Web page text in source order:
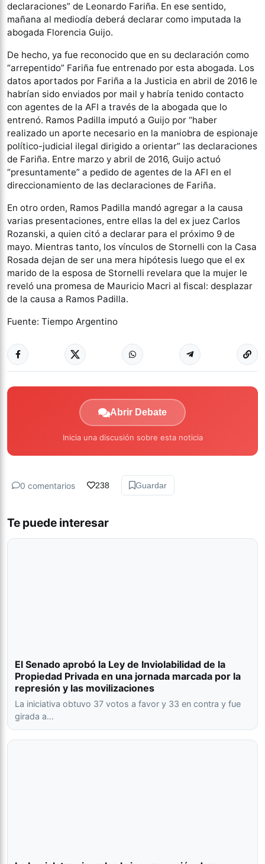
declaraciones” de Leonardo Fariña. En ese sentido,
mañana al mediodía deberá declarar como imputada la
abogada Florencia Guijo.
De hecho, ya fue reconocido que en su declaración como
“arrepentido” Fariña fue entrenado por esta abogada. Los
datos aportados por Fariña a la Justicia en abril de 2016 le
habrían sido enviados por mail y habría tenido contacto
con agentes de la AFI a través de la abogada que lo
entrenó. Ramos Padilla imputó a Guijo por “haber
realizado un aporte necesario en la maniobra de espionaje
político-judicial ilegal dirigido a orientar” las declaraciones
de Fariña. Entre marzo y abril de 2016, Guijo actuó
“presuntamente” a pedido de agentes de la AFI en el
direccionamiento de las declaraciones de Fariña.
En otro orden, Ramos Padilla mandó agregar a la causa
varias presentaciones, entre ellas la del ex juez Carlos
Rozanski, a quien citó a declarar para el próximo 9 de
mayo. Mientras tanto, los vínculos de Stornelli con la Casa
Rosada dejan de ser una mera hipótesis luego que el ex
marido de la esposa de Stornelli revelara que la mujer le
reveló una promesa de Mauricio Macri al fiscal: desplazar
de la causa a Ramos Padilla.
Fuente: Tiempo Argentino
Abrir Debate
Inicia una discusión sobre esta noticia
0 comentarios 238 Guardar
Te puede interesar
El Senado aprobó la Ley de Inviolabilidad de la
Propiedad Privada en una jornada marcada por la
represión y las movilizaciones
La iniciativa obtuvo 37 votos a favor y 33 en contra y fue
girada a…